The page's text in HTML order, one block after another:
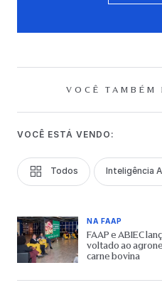
VOCÊ TAMBÉM
VOCÊ ESTÁ VENDO:
Todos Inteligência
NA FAAP
FAAP e ABIEC
voltado ao
carne bovina